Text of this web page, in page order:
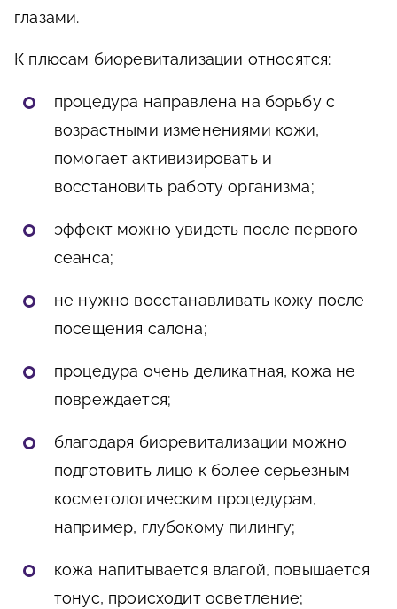
глазами.
К плюсам биоревитализации относятся:
процедура направлена на борьбу с
возрастными изменениями кожи,
помогает активизировать и
восстановить работу организма;
эффект можно увидеть после первого
сеанса;
не нужно восстанавливать кожу после
посещения салона;
процедура очень деликатная, кожа не
повреждается;
благодаря биоревитализации можно
подготовить лицо к более серьезным
косметологическим процедурам,
например, глубокому пилингу;
кожа напитывается влагой, повышается
тонус, происходит осветление;